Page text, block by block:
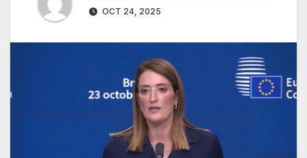
OCT 24, 2025